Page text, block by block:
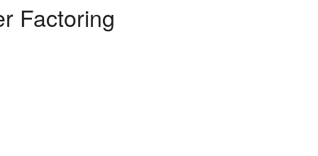
Factoring